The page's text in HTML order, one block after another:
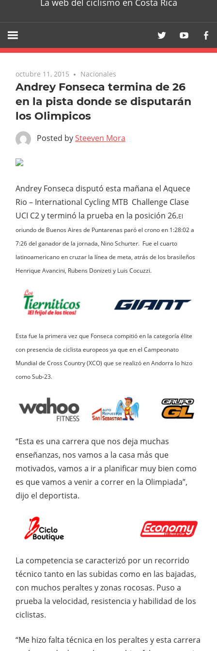
La web del ciclismo en Costa Rica
octubre 11, 2015 Nacionales
Andrey Fonseca termina de 26
en la pista donde se disputarán
los Olimpicos
Posted bySteeven Mora
Andrey Fonseca disputó esta mañana el Aquece
Rio – International Cycling MTB Challenge Clase
UCI C2 y terminó la prueba en la posición 26.El
oriundo de Buenos Aires de Puntarenas paró el crono en 1:28:02 a
7:26 del ganador de la jornada, Nino Schurter. Fue el cuarto
latinoamericano en cruzar la línea de meta, atrás de los brasileños
Henrique Avancini, Rubens Donizeti y Luis Cocuzzi.
Esta fue la primera vez que Fonseca compitió en la categoría élite
con presencia de ciclista europeos ya que en el Campeonato
Mundial de Cross Country (XCO) que se realizó en Andorra lo hizo
como Sub-23.
“Esta es una carrera que nos deja muchas
enseñanzas, nos vamos a la casa más que
motivados, vamos a ir a planificar muy bien como
es que vamos a venir a correr en la Olimpiada”,
dijo el deportista.
La competencia se caracterizó por un recorrido
técnico tanto en las subidas como en las bajadas,
con muchos peraltes y zonas rocosas. Puso a
prueba la velocidad, resistencia y habilidad de los
ciclistas.
“Me hizo falta técnica en los peraltes y esta carrera